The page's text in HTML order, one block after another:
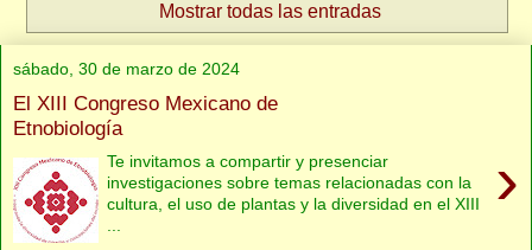
Mostrar todas las entradas
sábado, 30 de marzo de 2024
El XIII Congreso Mexicano de
Etnobiología
›
Te invitamos a compartir y presenciar
investigaciones sobre temas relacionadas con la
cultura, el uso de plantas y la diversidad en el XIII
...